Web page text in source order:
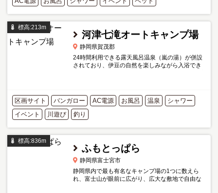
標高:213m
河津七滝オートキャンプ場
静岡県賀茂郡
24時間利用できる露天風呂温泉（嵐の湯）が併設
されており、伊豆の自然を楽しみながら入浴でき
区画サイト バンガロー AC電源 お風呂 温泉
シャワー
イベント
川遊び 釣り
標高:836m
ふもとっぱら
静岡県富士宮市
静岡県内で最も有名なキャンプ場の1つに数えら
れ、富士山が眼前に広がり、広大な敷地で自由な